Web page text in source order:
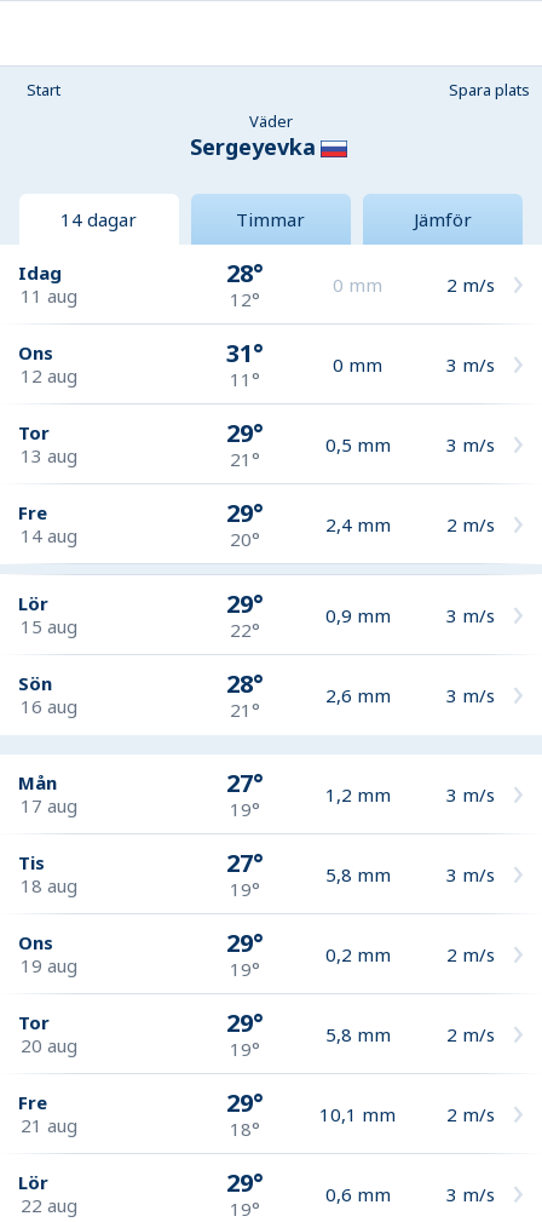
Start
Spara plats
Väder
Sergeyevka
14 dagar Timmar Jämför
Idag
11 aug
28°
12°
0 mm 2 m/s
Ons
12 aug
31°
11°
0 mm 3 m/s
Tor
13 aug
29°
21°
0,5 mm 3 m/s
Fre
14 aug
29°
20°
2,4 mm 2 m/s
Lör
15 aug
29°
22°
0,9 mm 3 m/s
Sön
16 aug
28°
21°
2,6 mm 3 m/s
Mån
17 aug
27°
19°
1,2 mm 3 m/s
Tis
18 aug
27°
19°
5,8 mm 3 m/s
Ons
19 aug
29°
19°
0,2 mm 2 m/s
Tor
20 aug
29°
19°
5,8 mm 2 m/s
Fre
21 aug
29°
18°
10,1 mm 2 m/s
Lör
22 aug
29°
19°
0,6 mm 3 m/s